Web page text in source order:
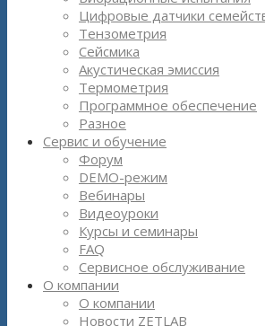
Цифровые датчики
Тензометрия
Сейсмика
Акустическая эмиссия
Термометрия
Программное обеспечение
Разное
Сервис и обучение
Форум
DEMO-режим
Вебинары
Видеоуроки
Курсы и семинары
FAQ
Сервисное обслуживание
О компании
О компании
Новости ZETLAB